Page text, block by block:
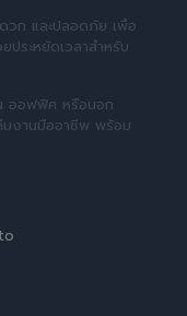
ดวก และปลอดภัย เพื่อ
ประหยัดเวลาสำหรับ
ออฟฟิศ หรือนอก
งานมืออาชีพ พร้อม